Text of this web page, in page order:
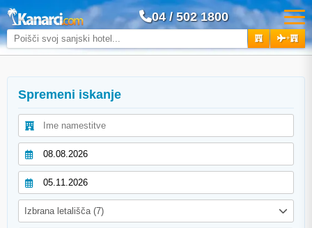
04 / 502 1800
+
Spremeni iskanje
Izbrana letališča (7)